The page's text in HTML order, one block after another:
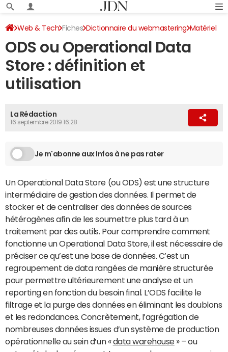
Web & Tech Fiches Dictionnaire du webmastering Matériel
ODS ou Operational Data
Store : définition et
utilisation
La Rédaction
16 septembre 2019 16:28
Je m'abonne aux Infos à ne pas rater
Un Operational Data Store (ou ODS) est une structure
intermédiaire de gestion des données. Il permet de
stocker et de centraliser des données de sources
hétérogènes afin de les soumettre plus tard à un
traitement par des outils. Pour comprendre comment
fonctionne un Operational Data Store, il est nécessaire de
préciser ce qu’est une base de données. C’est un
regroupement de data rangées de manière structurée
pour permettre ultérieurement une analyse et un
reporting en fonction du besoin final. L’ODS facilite le
filtrage et la purge des données en éliminant les doublons
et les redondances. Concrètement, l’agrégation de
nombreuses données issues d’un système de production
opérationnelle au sein d’un «data warehouse» – ou